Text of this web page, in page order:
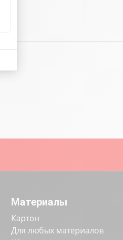
Материалы
Картон
Для любых материалов